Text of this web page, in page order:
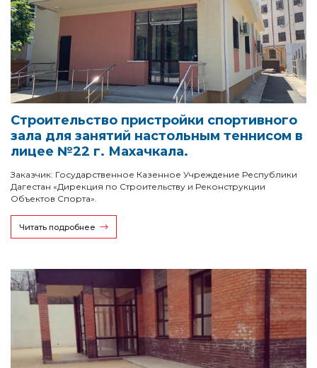
Строительство пристройки спортивного
зала для занятий настольным теннисом в
лицее №22 г. Махачкала.
Заказчик: Государственное Казенное Учреждение Республики
Дагестан «Дирекция по Строительству и Реконструкции
Объектов Спорта».
Читать подробнее